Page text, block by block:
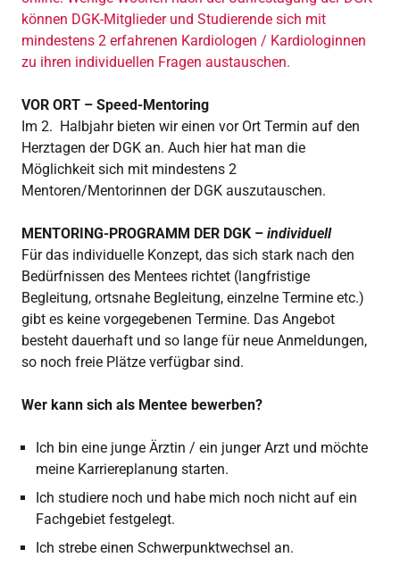
können DGK-Mitglieder und Studierende sich mit
mindestens 2 erfahrenen Kardiologen / Kardiologinnen
zu ihren individuellen Fragen austauschen.
VOR ORT – Speed-Mentoring
Im 2. Halbjahr bieten wir einen vor Ort Termin auf den
Herztagen der DGK an. Auch hier hat man die
Möglichkeit sich mit mindestens 2
Mentoren/Mentorinnen der DGK auszutauschen.
MENTORING-PROGRAMM DER DGK – individuell
Für das individuelle Konzept, das sich stark nach den
Bedürfnissen des Mentees richtet (langfristige
Begleitung, ortsnahe Begleitung, einzelne Termine etc.)
gibt es keine vorgegebenen Termine. Das Angebot
besteht dauerhaft und so lange für neue Anmeldungen,
so noch freie Plätze verfügbar sind.
Wer kann sich als Mentee bewerben?
Ich bin eine junge Ärztin / ein junger Arzt und möchte
meine Karriereplanung starten.
Ich studiere noch und habe mich noch nicht auf ein
Fachgebiet festgelegt.
Ich strebe einen Schwerpunktwechsel an.